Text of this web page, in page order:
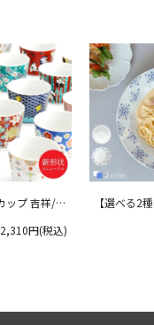
ップ 吉祥/青
2,310円(税込)
【選べる2